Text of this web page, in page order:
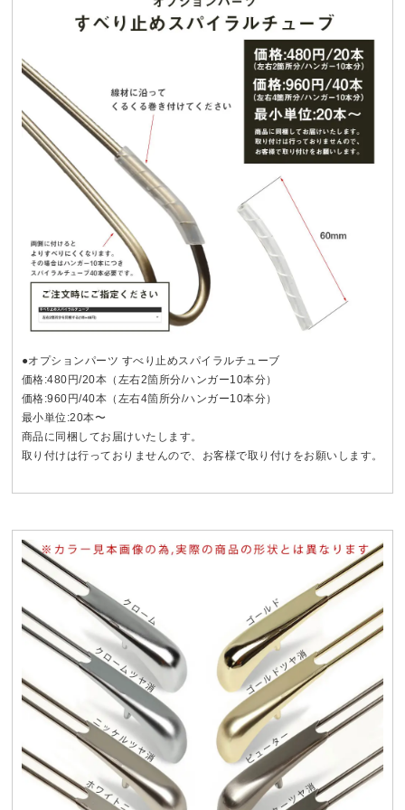
●オプションパーツ すべり止めスパイラルチューブ
価格:480円/20本（左右2箇所分/ハンガー10本分）
価格:960円/40本（左右4箇所分/ハンガー10本分）
最小単位:20本〜
商品に同梱してお届けいたします。
取り付けは行っておりませんので、お客様で取り付けをお願いします。